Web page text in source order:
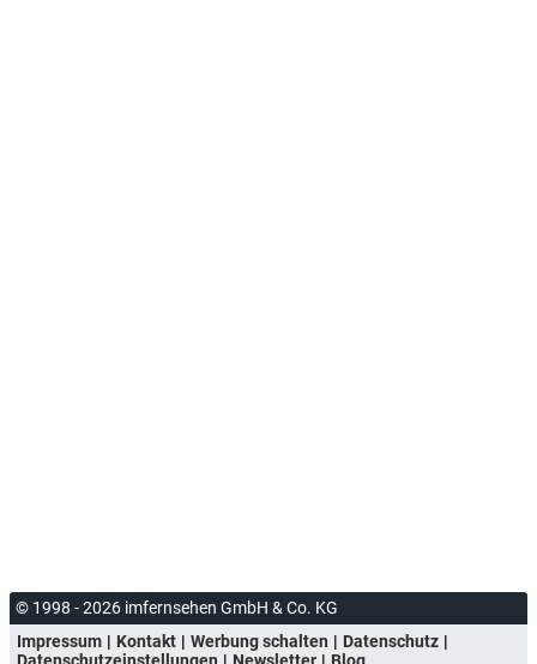
© 1998 - 2026 imfernsehen GmbH & Co. KG
Impressum
Kontakt Werbung schalten
Datenschutz